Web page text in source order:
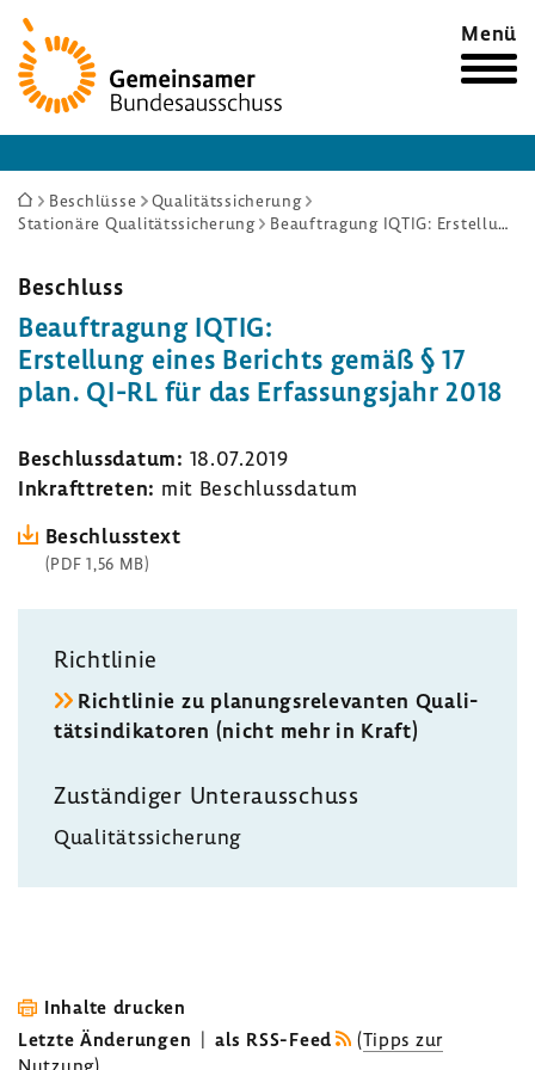
Zur
Startseite
Menü
Sie
sind
Beschlüsse
Qualitätssicherung
Stationäre Qualitätssicherung
Beauftragung IQTIG: Erstellung eines Berichts gemäß § 17 plan. QI-RL für das Erfassungsjahr 2018
Beschluss
Beauf­tra­gung IQTIG:
Erstel­lung eines Berichts gemäß § 17
plan. QI-RL für das Erfas­sungs­jahr 2018
Beschluss­datum: 18.07.2019
Inkraft­treten: mit Beschluss­datum
Beschluss­text
(PDF 1,56 MB)
Richt­linie
Richt­linie zu planungs­re­le­vanten Quali­
täts­in­di­ka­toren (nicht mehr in Kraft)
Zustän­diger Unter­aus­schuss
Quali­täts­si­che­rung
Inhalte drucken
Letzte Änderungen | als RSS-Feed (Tipps zur
Nutzung)